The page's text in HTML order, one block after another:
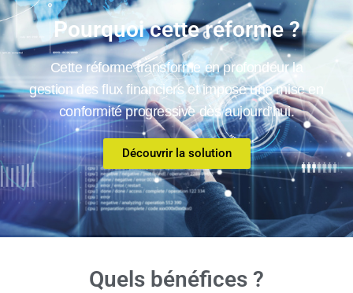
Pourquoi cette réforme ?
Cette réforme transforme en profondeur la
gestion des flux financiers et impose une mise en
conformité progressive dès aujourd’hui.
Découvrir la solution
Quels bénéfices ?